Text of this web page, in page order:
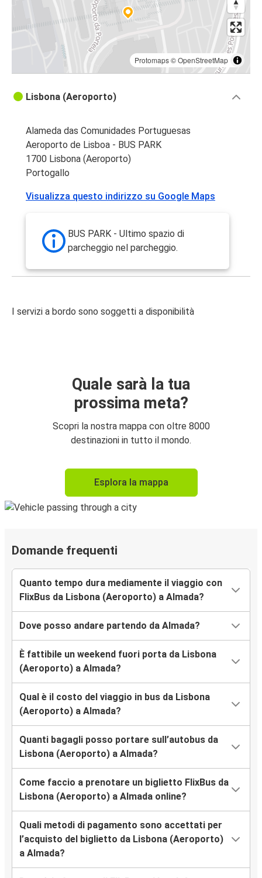
Protomaps©OpenStreetMap
Lisbona (Aeroporto)
Alameda das Comunidades Portuguesas
Aeroporto de Lisboa - BUS PARK
1700 Lisbona (Aeroporto)
Portogallo
Visualizza questo indirizzo su Google Maps
BUS PARK - Ultimo spazio di
parcheggio nel parcheggio.
I servizi a bordo sono soggetti a disponibilità
Quale sarà la tua
prossima meta?
Scopri la nostra mappa con oltre 8000
destinazioni in tutto il mondo.
Esplora la mappa
Domande frequenti
Quanto tempo dura mediamente il viaggio con
FlixBus da Lisbona (Aeroporto) a Almada?
Dove posso andare partendo da Almada?
È fattibile un weekend fuori porta da Lisbona
(Aeroporto) a Almada?
Qual è il costo del viaggio in bus da Lisbona
(Aeroporto) a Almada?
Quanti bagagli posso portare sull’autobus da
Lisbona (Aeroporto) a Almada?
Come faccio a prenotare un biglietto FlixBus da
Lisbona (Aeroporto) a Almada online?
Quali metodi di pagamento sono accettati per
l’acquisto del biglietto da Lisbona (Aeroporto)
a Almada?